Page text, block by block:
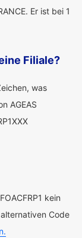
Er ist bei 1
Filiale?
was
AGEAS
kein
Code